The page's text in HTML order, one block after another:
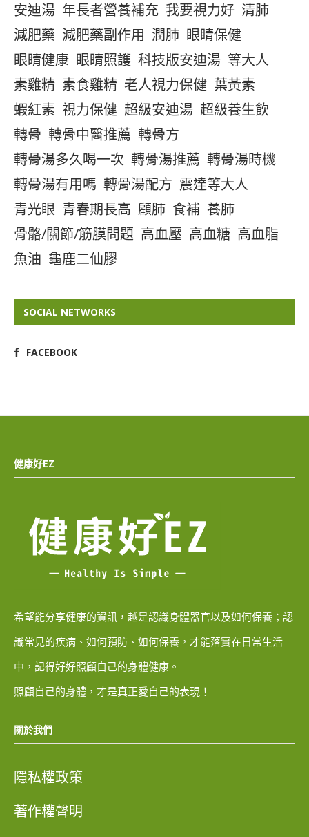
安迪湯 年長者營養補充 我要視力好 清肺
減肥藥 減肥藥副作用 潤肺 眼睛保健
眼睛健康 眼睛照護 科技版安迪湯 等大人
素雞精 素食雞精 老人視力保健 葉黃素
蝦紅素 視力保健 超級安迪湯 超級養生飲
轉骨 轉骨中醫推薦 轉骨方
轉骨湯多久喝一次 轉骨湯推薦 轉骨湯時機
轉骨湯有用嗎 轉骨湯配方 震達等大人
青光眼 青春期長高 顧肺 食補 養肺
骨骼/關節/筋膜問題 高血壓 高血糖 高血脂
魚油 龜鹿二仙膠
SOCIAL NETWORKS
FACEBOOK
健康好EZ
希望能分享健康的資訊，越是認識身體器官以及如何保養；認
識常見的疾病、如何預防、如何保養，才能落實在日常生活
中，記得好好照顧自己的身體健康。
照顧自己的身體，才是真正愛自己的表現！
關於我們
隱私權政策
著作權聲明